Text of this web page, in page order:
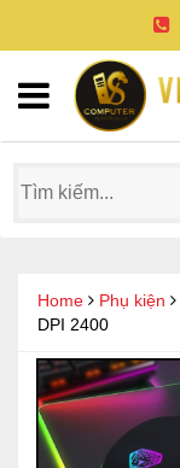
Home Phụ kiện
DPI 2400